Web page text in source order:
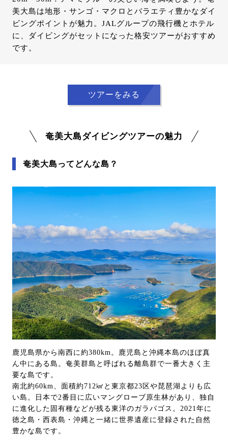
美大島は地形・サンゴ・マクロとバラエティ豊かなダイ
ビングポイントが魅力。JALグループの飛行機とホテル
に、ダイビングがセットになった格安ツアーがおすすめ
です。
ツアーをみる
奄美大島ダイビングツアーの魅力
奄美大島ってどんな島？
鹿児島県から南西に約380km。鹿児島と沖縄本島のほぼ真
ん中にある島。奄美群島と呼ばれる離島群で一番大きく主
要な島です。
南北約60km、面積約712㎢と東京都23区や琵琶湖よりも広
い島。日本で2番目に広いマングローブ原生林があり、独自
に進化した固有種などが残る東洋のガラパゴス。2021年に
徳之島・西表島・沖縄と一緒に世界遺産に登録された自然
豊かな島です。